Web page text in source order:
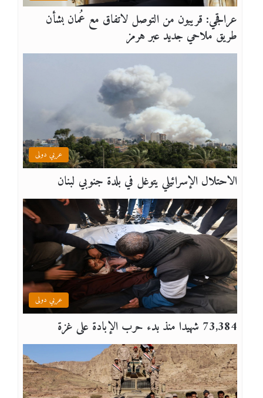
عراقجي: قريبون من التوصل لاتفاق مع عُمان بشأن
طريق ملاحي جديد عبر هرمز
عربي دولى
الاحتلال الإسرائيلي يتوغل في بلدة جنوبي لبنان
عربي دولى
73,384 شهيدا منذ بدء حرب الإبادة على غزة